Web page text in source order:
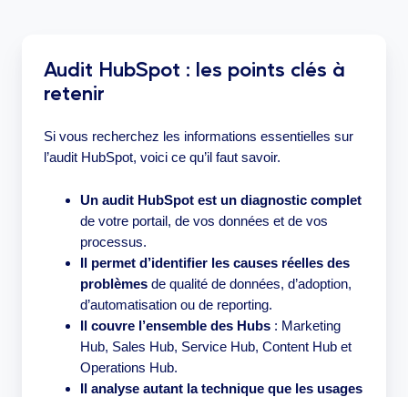
Audit HubSpot : les points clés à
retenir
Si vous recherchez les informations essentielles sur
l’audit HubSpot, voici ce qu’il faut savoir.
Un audit HubSpot est un diagnostic complet
de votre portail, de vos données et de vos
processus.
Il permet d’identifier les causes réelles des
problèmes de qualité de données, d’adoption,
d’automatisation ou de reporting.
Il couvre l’ensemble des Hubs : Marketing
Hub, Sales Hub, Service Hub, Content Hub et
Operations Hub.
Il analyse autant la technique que les usages